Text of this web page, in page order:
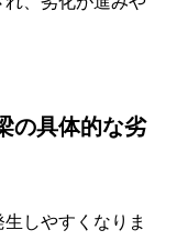
の具体的な劣
しやすくなりま